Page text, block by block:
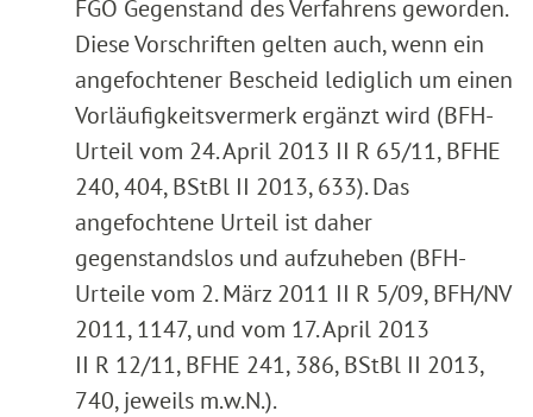
FGO Gegenstand des Verfahrens geworden.
Diese Vorschriften gelten auch, wenn ein
angefochtener Bescheid lediglich um einen
Vorläufigkeitsvermerk ergänzt wird (BFH-
Urteil vom 24. April 2013 II R 65/11, BFHE
240, 404, BStBl II 2013, 633). Das
angefochtene Urteil ist daher
gegenstandslos und aufzuheben (BFH-
Urteile vom 2. März 2011 II R 5/09, BFH/NV
2011, 1147, und vom 17. April 2013
II R 12/11, BFHE 241, 386, BStBl II 2013,
740, jeweils m.w.N.).